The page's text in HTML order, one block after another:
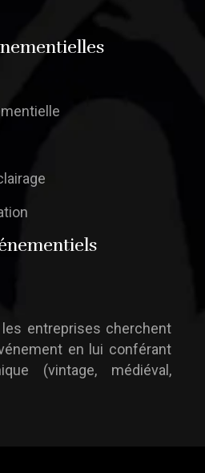
entreprises cherchent
en lui conférant
(vintage, médiéval,